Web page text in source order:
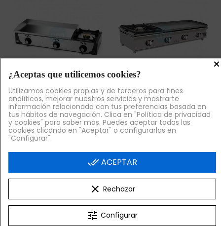
Venta Exclusiva Online
Plancha Cromo Duro a
Gas 80x47 cm + Fogón
Gas 30x47 cm
Sobremesa,
1.173,75 €
Venta Exclusiva Online
Plancha a Gas 80 cm
Cromo Duro + Fogón a
Gas, Fondo 45 cm,
Arilex
×
¿Aceptas que utilicemos cookies?
Utilizamos cookies propias y de terceros para fines
analíticos, mejorar nuestros servicios y mostrarte
información relacionada con tus preferencias basada en
tus hábitos de navegación. Clica en "Política de privacidad
y cookies" para saber más. Puedes aceptar todas las
cookies clicando en "Aceptar" o configurarlas en
"Configurar".
done_all ACEPTAR
clear Rechazar
tune Configurar